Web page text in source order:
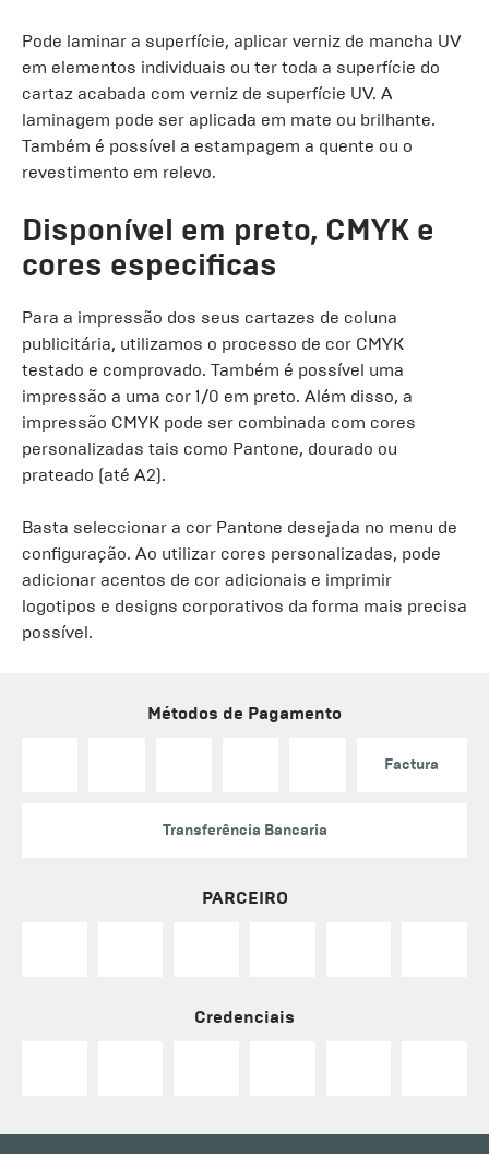
Pode laminar a superfície, aplicar verniz de mancha UV
em elementos individuais ou ter toda a superfície do
cartaz acabada com verniz de superfície UV. A
laminagem pode ser aplicada em mate ou brilhante.
Também é possível a estampagem a quente ou o
revestimento em relevo.
Disponível em preto, CMYK e
cores especificas
Para a impressão dos seus cartazes de coluna
publicitária, utilizamos o processo de cor CMYK
testado e comprovado. Também é possível uma
impressão a uma cor 1/0 em preto. Além disso, a
impressão CMYK pode ser combinada com cores
personalizadas tais como Pantone, dourado ou
prateado (até A2).
Basta seleccionar a cor Pantone desejada no menu de
configuração. Ao utilizar cores personalizadas, pode
adicionar acentos de cor adicionais e imprimir
logotipos e designs corporativos da forma mais precisa
possível.
Métodos de Pagamento
Factura
Transferência Bancaria
PARCEIRO
Credenciais